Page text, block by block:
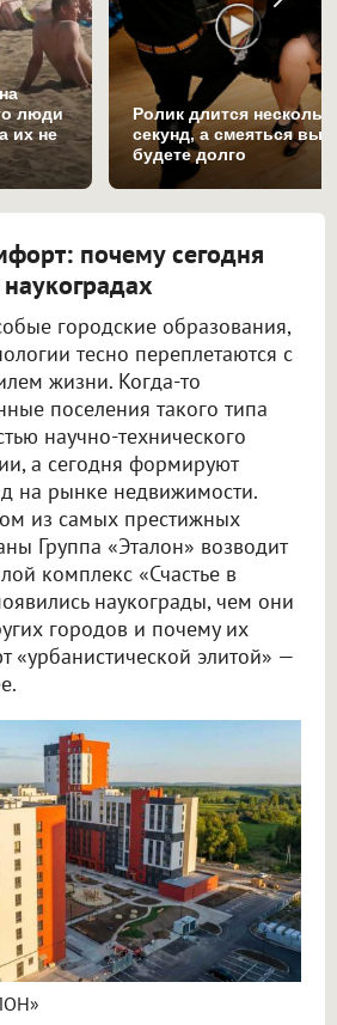
люди
их не
Ролик длится
секунд, а смеяться вы
будете долго
почему сегодня
городские образования,
тесно переплетаются с
жизни. Когда-то
поселения такого типа
научно-технического
а сегодня формируют
на рынке недвижимости.
из самых престижных
Группа «Эталон» возводит
комплекс «Счастье в
наукограды, чем они
городов и почему их
«урбанистической элитой» —